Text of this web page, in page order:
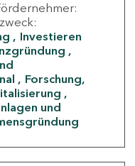
Investieren
Forschung,
und